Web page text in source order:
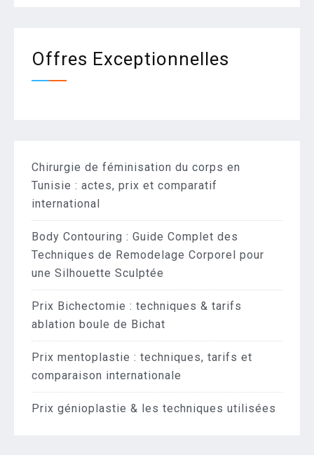
Offres Exceptionnelles
Chirurgie de féminisation du corps en
Tunisie : actes, prix et comparatif
international
Body Contouring : Guide Complet des
Techniques de Remodelage Corporel pour
une Silhouette Sculptée
Prix Bichectomie : techniques & tarifs
ablation boule de Bichat
Prix mentoplastie : techniques, tarifs et
comparaison internationale
Prix génioplastie & les techniques utilisées